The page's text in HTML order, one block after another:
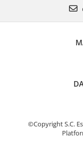
©Copyright S.C.